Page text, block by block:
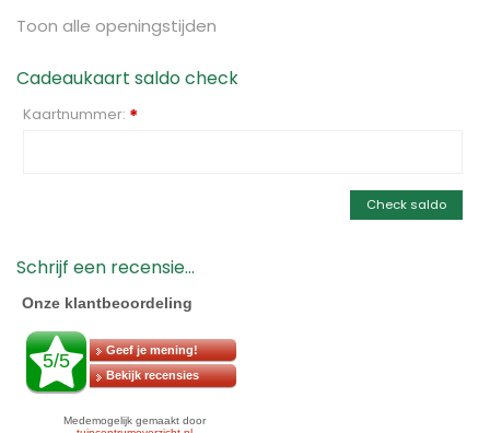
Toon alle openingstijden
Cadeaukaart saldo check
Kaartnummer: *
Check saldo
Schrijf een recensie...